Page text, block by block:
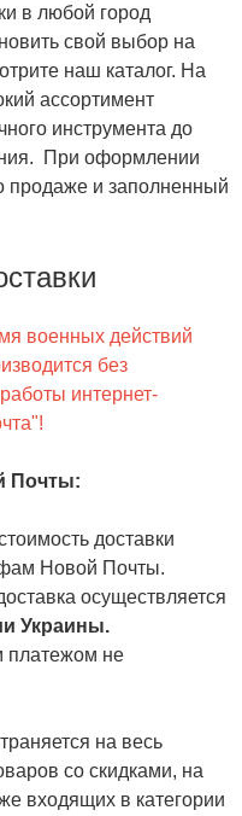
в любой город
свой выбор на
наш каталог. На
ассортимент
инструмента до
При оформлении
продаже и заполненный
военных действий
без
интернет-
Почты:
доставки
Новой Почты.
осуществляется
Украины.
платежом не
на весь
со скидками, на
входящих в категории